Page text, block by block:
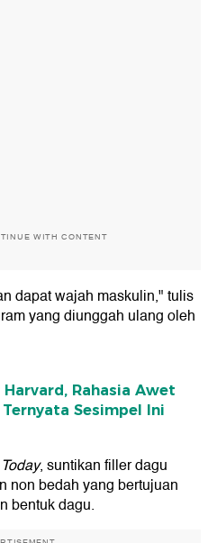
WITH CONTENT
dapat wajah maskulin," tulis
yang diunggah ulang oleh
Rahasia Awet
Sesimpel Ini
, suntikan filler dagu
non bedah yang bertujuan
bentuk dagu.